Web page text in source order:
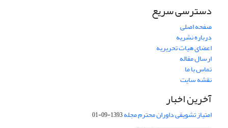
دسترسی سریع
صفحه اصلی
درباره نشریه
اعضای هیات تحریریه
ارسال مقاله
تماس با ما
نقشه سایت
آخرین اخبار
امتیاز تشویقی داوران محترم مجله1393-09-01